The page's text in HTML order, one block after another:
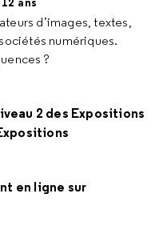
d’images, textes,
numériques.
?
2 des Expositions
en ligne sur